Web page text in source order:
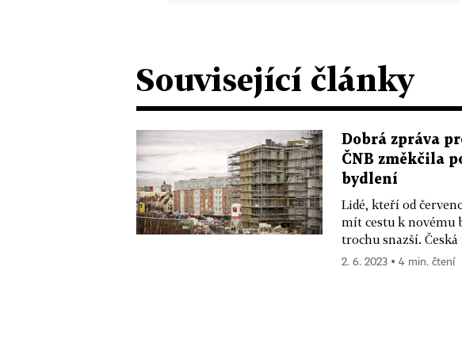
Související články
Dobrá zpráva
ČNB změkčila
bydlení
Lidé, kteří od
mít cestu k novému
trochu snazší.
2. 6. 2023 ▪ 4 min. čtení